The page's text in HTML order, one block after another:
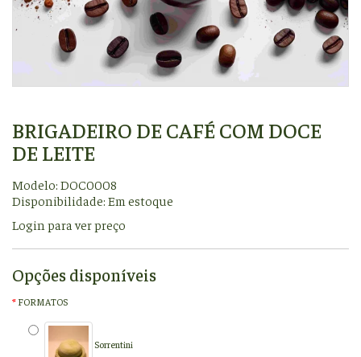
BRIGADEIRO DE CAFÉ COM DOCE
DE LEITE
Modelo: DOC0008
Disponibilidade: Em estoque
Login para ver preço
Opções disponíveis
FORMATOS
Sorrentini